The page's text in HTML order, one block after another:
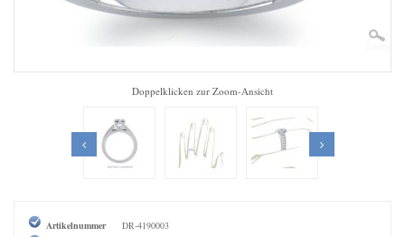
Zoom
Doppelklicken zur Zoom-Ansicht
Artikelnummer
DR-4190003